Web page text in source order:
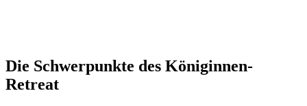
Die Schwerpunkte des Königinnen-
Retreat